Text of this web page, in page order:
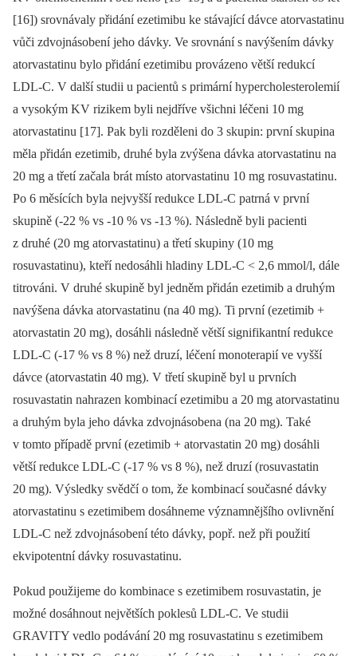
[16]) srovnávaly přidání ezetimibu ke stávající dávce atorvastatinu
vůči zdvojnásobení jeho dávky. Ve srovnání s navýšením dávky
atorvastatinu bylo přidání ezetimibu provázeno větší redukcí
LDL-C. V další studii u pacientů s primární hypercholesterolemií
a vysokým KV rizikem byli nejdříve všichni léčeni 10 mg
atorvastatinu [17]. Pak byli rozděleni do 3 skupin: první skupina
měla přidán ezetimib, druhé byla zvýšena dávka atorvastatinu na
20 mg a třetí začala brát místo atorvastatinu 10 mg rosuvastatinu.
Po 6 měsících byla nejvyšší redukce LDL-C patrná v první
skupině (-22 % vs -10 % vs -13 %). Následně byli pacienti
z druhé (20 mg atorvastatinu) a třetí skupiny (10 mg
rosuvastatinu), kteří nedosáhli hladiny LDL-C < 2,6 mmol/l, dále
titrováni. V druhé skupině byl jedněm přidán ezetimib a druhým
navýšena dávka atorvastatinu (na 40 mg). Ti první (ezetimib +
atorvastatin 20 mg), dosáhli následně větší signifikantní redukce
LDL-C (-17 % vs 8 %) než druzí, léčení monoterapií ve vyšší
dávce (atorvastatin 40 mg). V třetí skupině byl u prvních
rosuvastatin nahrazen kombinací ezetimibu a 20 mg atorvastatinu
a druhým byla jeho dávka zdvojnásobena (na 20 mg). Také
v tomto případě první (ezetimib + atorvastatin 20 mg) dosáhli
větší redukce LDL-C (-17 % vs 8 %), než druzí (rosuvastatin
20 mg). Výsledky svědčí o tom, že kombinací současné dávky
atorvastatinu s ezetimibem dosáhneme významnějšího ovlivnění
LDL-C než zdvojnásobení této dávky, popř. než při použití
ekvipotentní dávky rosuvastatinu.
Pokud použijeme do kombinace s ezetimibem rosu­vastatin, je
možné dosáhnout největších poklesů LDL-C. Ve studii
GRAVITY vedlo podávání 20 mg rosuvastatinu s ezetimibem